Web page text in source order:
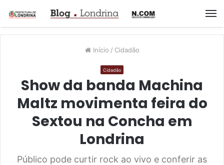
Início / Cidadão
Cidadão
Show da banda Machina
Maltz movimenta feira do
Sextou na Concha em
Londrina
Público pode curtir rock ao vivo e conferir as